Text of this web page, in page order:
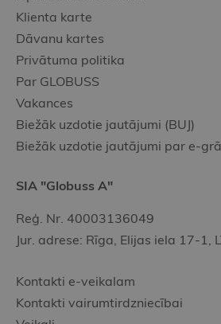
Klienta karte
Dāvanu kartes
Privātuma politika
Par GLOBUSS
Vakances
Biežāk uzdotie jautājumi (BUJ)
Biežāk uzdotie jautājumi par e-
SIA "Globuss A"
Reģ. Nr. 40003136049
Jur. adrese: Rīga, Elijas iela 17-1,
Kontakti e-veikalam
Kontakti vairumtirdzniecībai